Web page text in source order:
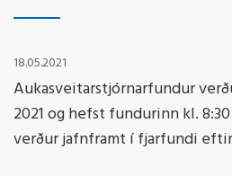
18.05.2021
Aukasveitarstjórnarfundur
2021 og hefst fundurinn kl.
verður jafnframt í fjarfundi